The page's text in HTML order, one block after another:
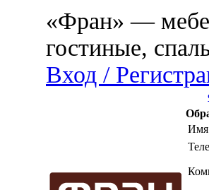
«Фран» —
гостиные,
Вход /